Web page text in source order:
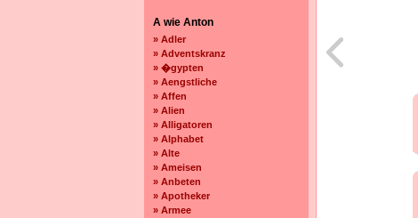
A wie Anton
» Adler
» Adventskranz
» �gypten
» Aengstliche
» Affen
» Alien
» Alligatoren
» Alphabet
» Alte
» Ameisen
» Anbeten
» Apotheker
» Armee